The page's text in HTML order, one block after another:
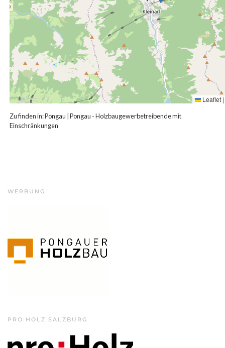
Leaflet |
Zu finden in:Pongau Pongau - Holzbaugewerbetreibende mit
Einschränkungen
WERBUNG
PRO:HOLZ SALZBURG